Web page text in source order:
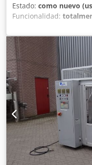
Estado: como nuevo
Funcionalidad:
embalaje horizontal
Fabricante: SCM, Italia
fabricación: 2012 /
Diámetro del rodillo de
mesa de trabajo:
las mesas: 2,60m
inmediato, en stock.